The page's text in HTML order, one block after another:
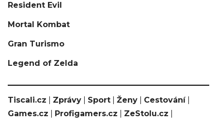
Resident Evil
Mortal Kombat
Gran Turismo
Legend of Zelda
Tiscali.cz Zprávy Sport Ženy Cestování|
Games.cz
Profigamers.cz ZeStolu.cz